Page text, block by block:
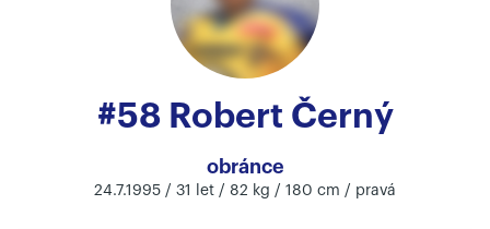
#58 Robert Černý
obránce
24.7.1995 / 31 let / 82 kg / 180 cm / pravá